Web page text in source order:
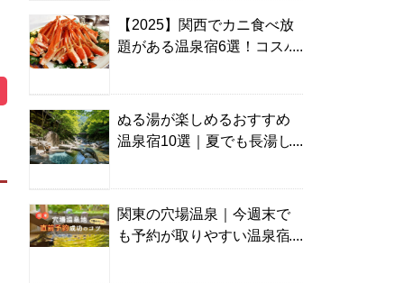
【2025】関西でカニ食べ放
題がある温泉宿6選！コスパ
ぬる湯が楽しめるおすすめ
温泉宿10選｜夏でも長湯し
関東の穴場温泉｜今週末で
も予約が取りやすい温泉宿